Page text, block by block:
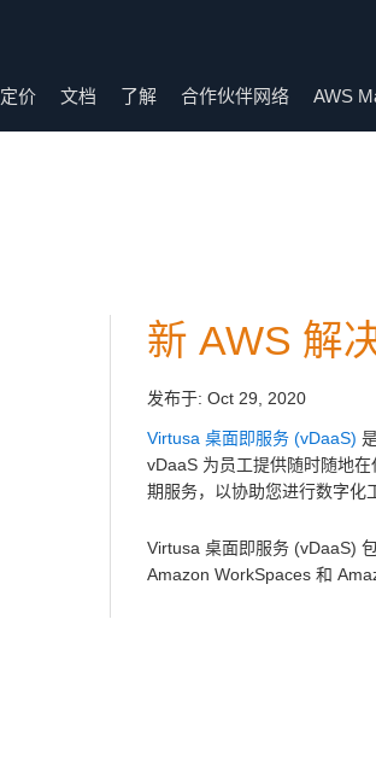
定价 文档 了解 合作伙伴网络 AWS
新 AWS 解
发布于: Oct 29, 2020
Virtusa 桌面即服务 (vDaaS)
vDaaS 为员工提供随时随地
期服务，以协助您进行数字化
Virtusa 桌面即服务 (vDaaS)
Amazon WorkSpaces 和